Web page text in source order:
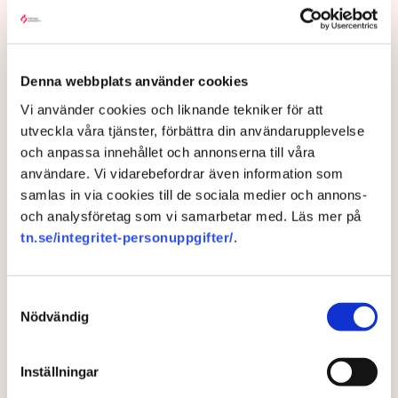
Denna webbplats använder cookies
Vi använder cookies och liknande tekniker för att
utveckla våra tjänster, förbättra din användarupplevelse
och anpassa innehållet och annonserna till våra
användare. Vi vidarebefordrar även information som
samlas in via cookies till de sociala medier och annons-
och analysföretag som vi samarbetar med. Läs mer på
tn.se/integritet-personuppgifter/.
Nödvändig
Inställningar
efter att aktivister har klättrat upp på
torvproducenten
Neovas maskiner, grävt igen diken och spridit
Aktivisterna klättrar upp på
maskiner – polisen kan inte
avvisa dem: ”Upptrappning
på helt ny nivå”
Näringsliv
AI-sammanfattning
Polisen kritiseras för bristande agerande vid
Polisinspektör Anna-Lena Mann förklarar polisens
agerande på plats.